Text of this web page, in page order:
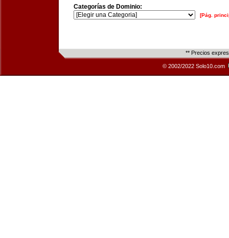
Categorías de Dominio:
[Pág.
** Precios
© 2002/2022 Solo10.com